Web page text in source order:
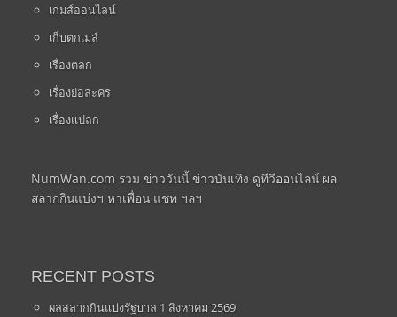
เกมส์ออนไลน์
เก็บตกเมล์
เรื่องตลก
เรื่องย่อละคร
เรื่องแปลก
NumWan.com รวม ข่าววันนี้ ข่าวบันเทิง ดูทีวีออนไลน์ ผล
สลากกินแบ่งฯ หาเพื่อน แชท ฯลฯ
RECENT POSTS
ผลสลากกินแบ่งรัฐบาล 1 สิงหาคม 2569